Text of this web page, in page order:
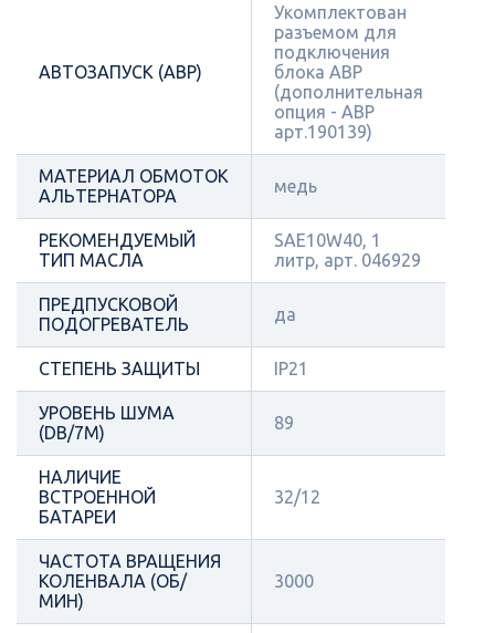
АВТОЗАПУСК (АВР)
Укомплектован
разъемом для
подключения
блока АВР
(дополнительная
опция - АВР
арт.190139)
МАТЕРИАЛ ОБМОТОК
АЛЬТЕРНАТОРА
медь
РЕКОМЕНДУЕМЫЙ
ТИП МАСЛА
SAE10W40, 1
литр, арт. 046929
ПРЕДПУСКОВОЙ
ПОДОГРЕВАТЕЛЬ
да
СТЕПЕНЬ ЗАЩИТЫ IP21
УРОВЕНЬ ШУМА
(DB/7М)
89
НАЛИЧИЕ
ВСТРОЕННОЙ
БАТАРЕИ
32/12
ЧАСТОТА ВРАЩЕНИЯ
КОЛЕНВАЛА (ОБ/
МИН)
3000